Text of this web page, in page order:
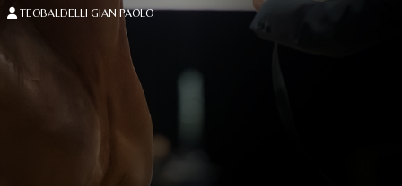
TEOBALDELLI GIAN PAOLO